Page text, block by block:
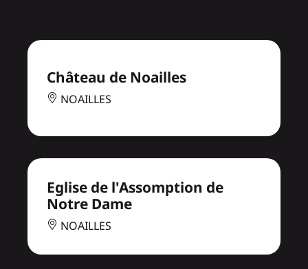
Château de Noailles
NOAILLES
Eglise de l'Assomption de
Notre Dame
NOAILLES